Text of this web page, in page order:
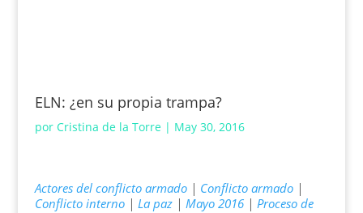
ELN: ¿en su propia trampa?
por Cristina de la Torre| May 30, 2016
Actores del conflicto armado| Conflicto armado|
Conflicto interno| La paz| Mayo 2016| Proceso de